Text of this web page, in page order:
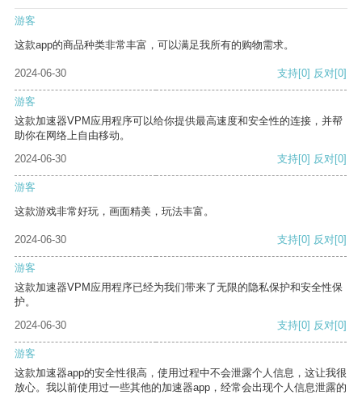
游客
这款app的商品种类非常丰富，可以满足我所有的购物需求。
2024-06-30 支持[0] 反对[0]
游客
这款加速器VPM应用程序可以给你提供最高速度和安全性的连接，并帮
助你在网络上自由移动。
2024-06-30
支持[0] 反对[0]
游客
这款游戏非常好玩，画面精美，玩法丰富。
2024-06-30 支持[0] 反对[0]
游客
这款加速器VPM应用程序已经为我们带来了无限的隐私保护和安全性保
护。
2024-06-30
支持[0] 反对[0]
游客
这款加速器app的安全性很高，使用过程中不会泄露个人信息，这让我很
放心。我以前使用过一些其他的加速器app，经常会出现个人信息泄露的